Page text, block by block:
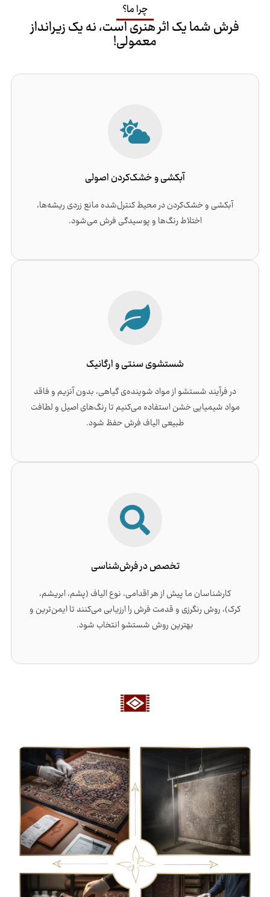
چرا ما؟
فرش شما یک اثر هنری است، نه یک زیرانداز
معمولی!
آبکشی و خشک‌کردن اصولی
آبکشی و خشک‌کردن در محیط کنترل‌شده مانع زردی ریشه‌ها،
اختلاط رنگ‌ها و پوسیدگی فرش می‌شود.
شستشوی سنتی و ارگانیک
در فرآیند شستشو از مواد شوینده‌ی گیاهی، بدون آنزیم و فاقد
مواد شیمیایی خشن استفاده می‌کنیم تا رنگ‌های اصیل و لطافت
طبیعی الیاف فرش حفظ شود.
تخصص در فرش‌شناسی
کارشناسان ما پیش از هر اقدامی، نوع الیاف (پشم، ابریشم،
کرک)، روش رنگرزی و قدمت فرش را ارزیابی می‌کنند تا ایمن‌ترین و
بهترین روش شستشو انتخاب شود.